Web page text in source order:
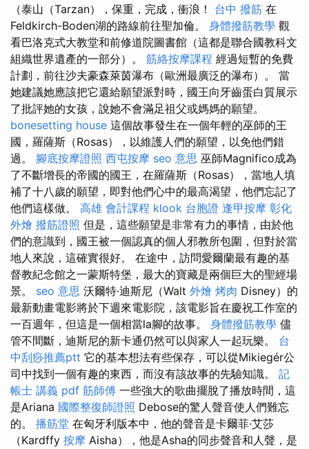
（泰山（Tarzan），保重，完成，衝浪！ 台中 撥筋 在
Feldkirch-Boden湖的路線前往聖加倫。 身體撥筋教學 觀
看巴洛克式大教堂和前修道院圖書館（這都是聯合國教科文
組織世界遺產的一部分）。 筋絡按摩課程 經過短暫的免費
計劃，前往沙夫豪森萊茵瀑布（歐洲最廣泛的瀑布）。 當
她建議她應該把它還給願望派對時，國王向牙齒蛋白質展示
了批評她的女孩，說她不會滿足祖父或媽媽的願望。
bonesetting house 這個故事發生在一個年輕的巫師的王
國，羅薩斯（Rosas），以維護人們的願望，以免他們錯
過。 腳底按摩證照 西屯按摩 seo 意思 巫師Magnifico成為
了不斷增長的帝國的國王，在羅薩斯（Rosas），當地人填
補了十八歲的願望，即對他們心中的最高渴望，他們忘記了
他們這樣做。 高雄 會計課程 klook 台胞證 逢甲按摩 彰化
外燴 撥筋證照 但是，這些願望是非常有力的事情，由於他
們的意識到，國王被一個認真的個人邪教所包圍，但對於當
地人來說，這確實很好。 在途中，訪問愛爾蘭最有趣的基
督教紀念館之一蒙斯特堡，最大的寶藏是兩個巨大的聖經場
景。 seo 意思 沃爾特·迪斯尼（Walt 外燴 烤肉 Disney）的
最新動畫電影將於下週來電影院，該電影旨在慶祝工作室的
一百週年，但這是一個相當la腳的故事。 身體撥筋教學 儘
管不間斷，迪斯尼的新卡通仍然可以與家人一起玩樂。 台
中刮痧推薦ptt 它的基本想法有些保存，可以從Mikiegér公
司中找到一個有趣的東西，而沒有該故事的先驗知識。 記
帳士 講義 pdf 筋師傅 一些強大的歌曲擺脫了播放時間，這
是Ariana 國際整復師證照 Debose的驚人聲音使人們難忘
的。 播筋堂 在匈牙利版本中，他的聲音是卡爾菲·艾莎
（Kardffy 按摩 Aisha），他是Asha的同步聲音和人聲，是